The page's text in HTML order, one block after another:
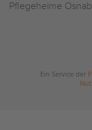
Pflegeheime
Ein Service der